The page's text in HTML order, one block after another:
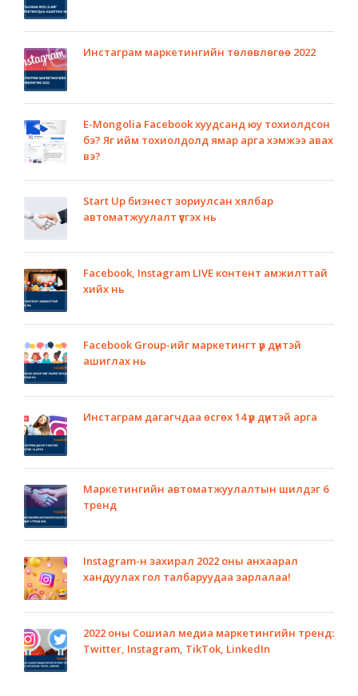
Инстаграм маркетингийн төлөвлөгөө 2022
E-Mongolia Facebook хуудсанд юу тохиолдсон
бэ? Яг ийм тохиолдолд ямар арга хэмжээ авах
вэ?
Start Up бизнест зориулсан хялбар
автоматжуулалт үүсгэх нь
Facebook, Instagram LIVE контент амжилттай
хийх нь
Facebook Group-ийг маркетингт үр дүнтэй
ашиглах нь
Инстаграм дагагчдаа өсгөх 14 үр дүнтэй арга
Маркетингийн автоматжуулалтын шилдэг 6
тренд
Instagram-н захирал 2022 оны анхаарал
хандуулах гол талбаруудаа зарлалаа!
2022 оны Сошиал медиа маркетингийн тренд:
Twitter, Instagram, TikTok, LinkedIn